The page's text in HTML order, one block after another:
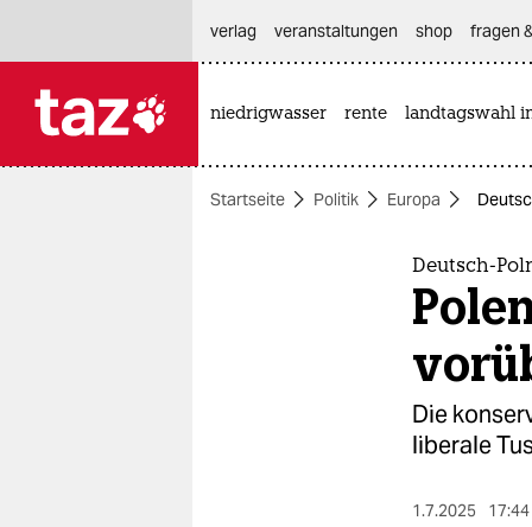
themen
verlag
veranstaltungen shop fragen
niedrigwasser rente landtagswahl
Startseite Politik Europa
Deutsch-
Die
liberale
1.7.2025